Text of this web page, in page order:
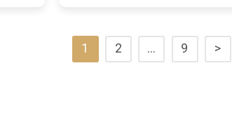
1 2 … 9 >